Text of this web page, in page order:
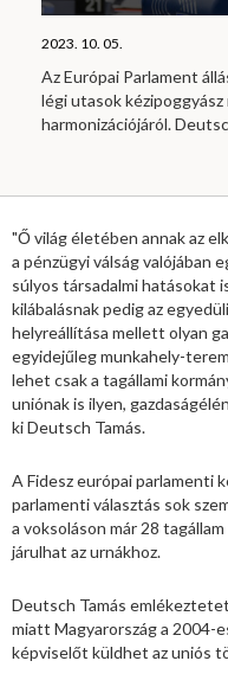
2023. 10. 05.
Az Európai Parlament
légi utasok
harmonizációjáról.
"Ő világ életében annak az
a pénzügyi válság valójában
súlyos társadalmi hatásokat
kilábalásnak pedig az
helyreállítása mellett olyan
egyidejűleg munkahely-
lehet csak a tagállami
uniónak is ilyen,
ki Deutsch Tamás.
A Fidesz európai parlamenti
parlamenti választás sok
a voksoláson már 28
járulhat az urnákhoz.
Deutsch Tamás
miatt Magyarország a 2004-
képviselőt küldhet az uniós